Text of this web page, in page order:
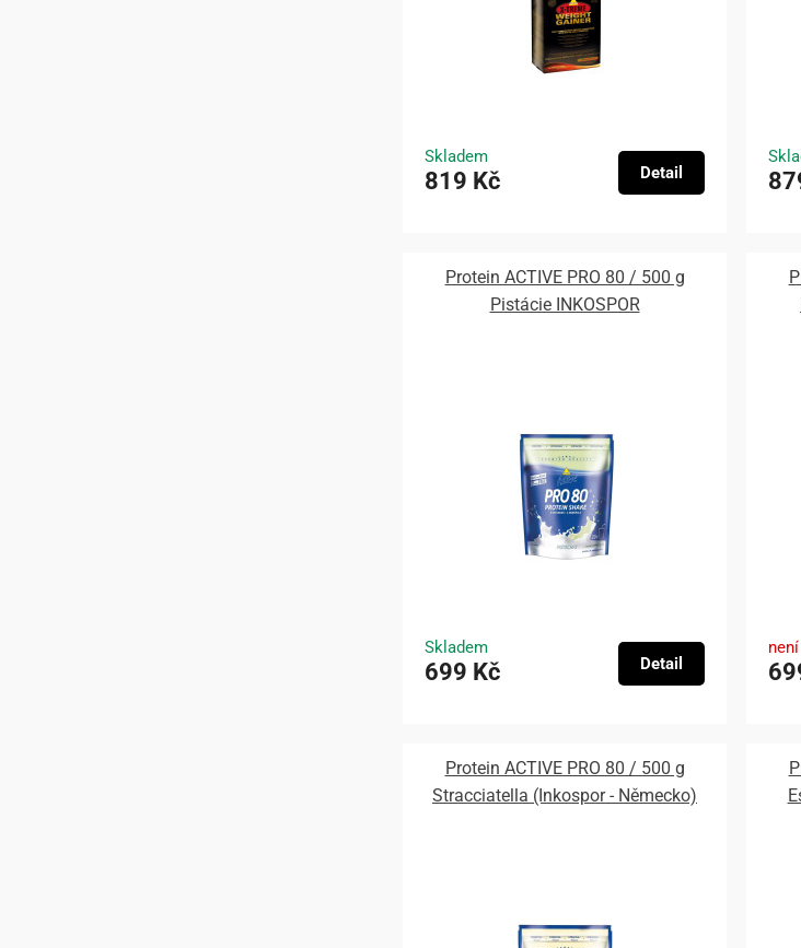
Skladem
819 Kč Detail
Protein ACTIVE PRO 80 / 500 g
Pistácie INKOSPOR
Skladem
699 Kč Detail
Protein ACTIVE PRO 80 / 500 g
Stracciatella (Inkospor - Německo)